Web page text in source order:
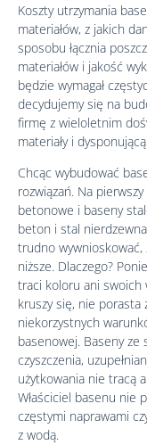
Koszty utrzymania
materiałów, z jakich
sposobu łącznia
materiałów i jakość
będzie wymagał
decydujemy się na
firmę z wieloletnim
materiały i
Chcąc wybudować
rozwiązań. Na
betonowe i baseny
beton i stal
trudno
niższe. Dlaczego?
traci koloru ani swoich
kruszy się, nie porasta
niekorzystnych
basenowej. Baseny ze
czyszczenia,
użytkowania nie tracą
Właściciel basenu nie
częstymi naprawami
z wodą.